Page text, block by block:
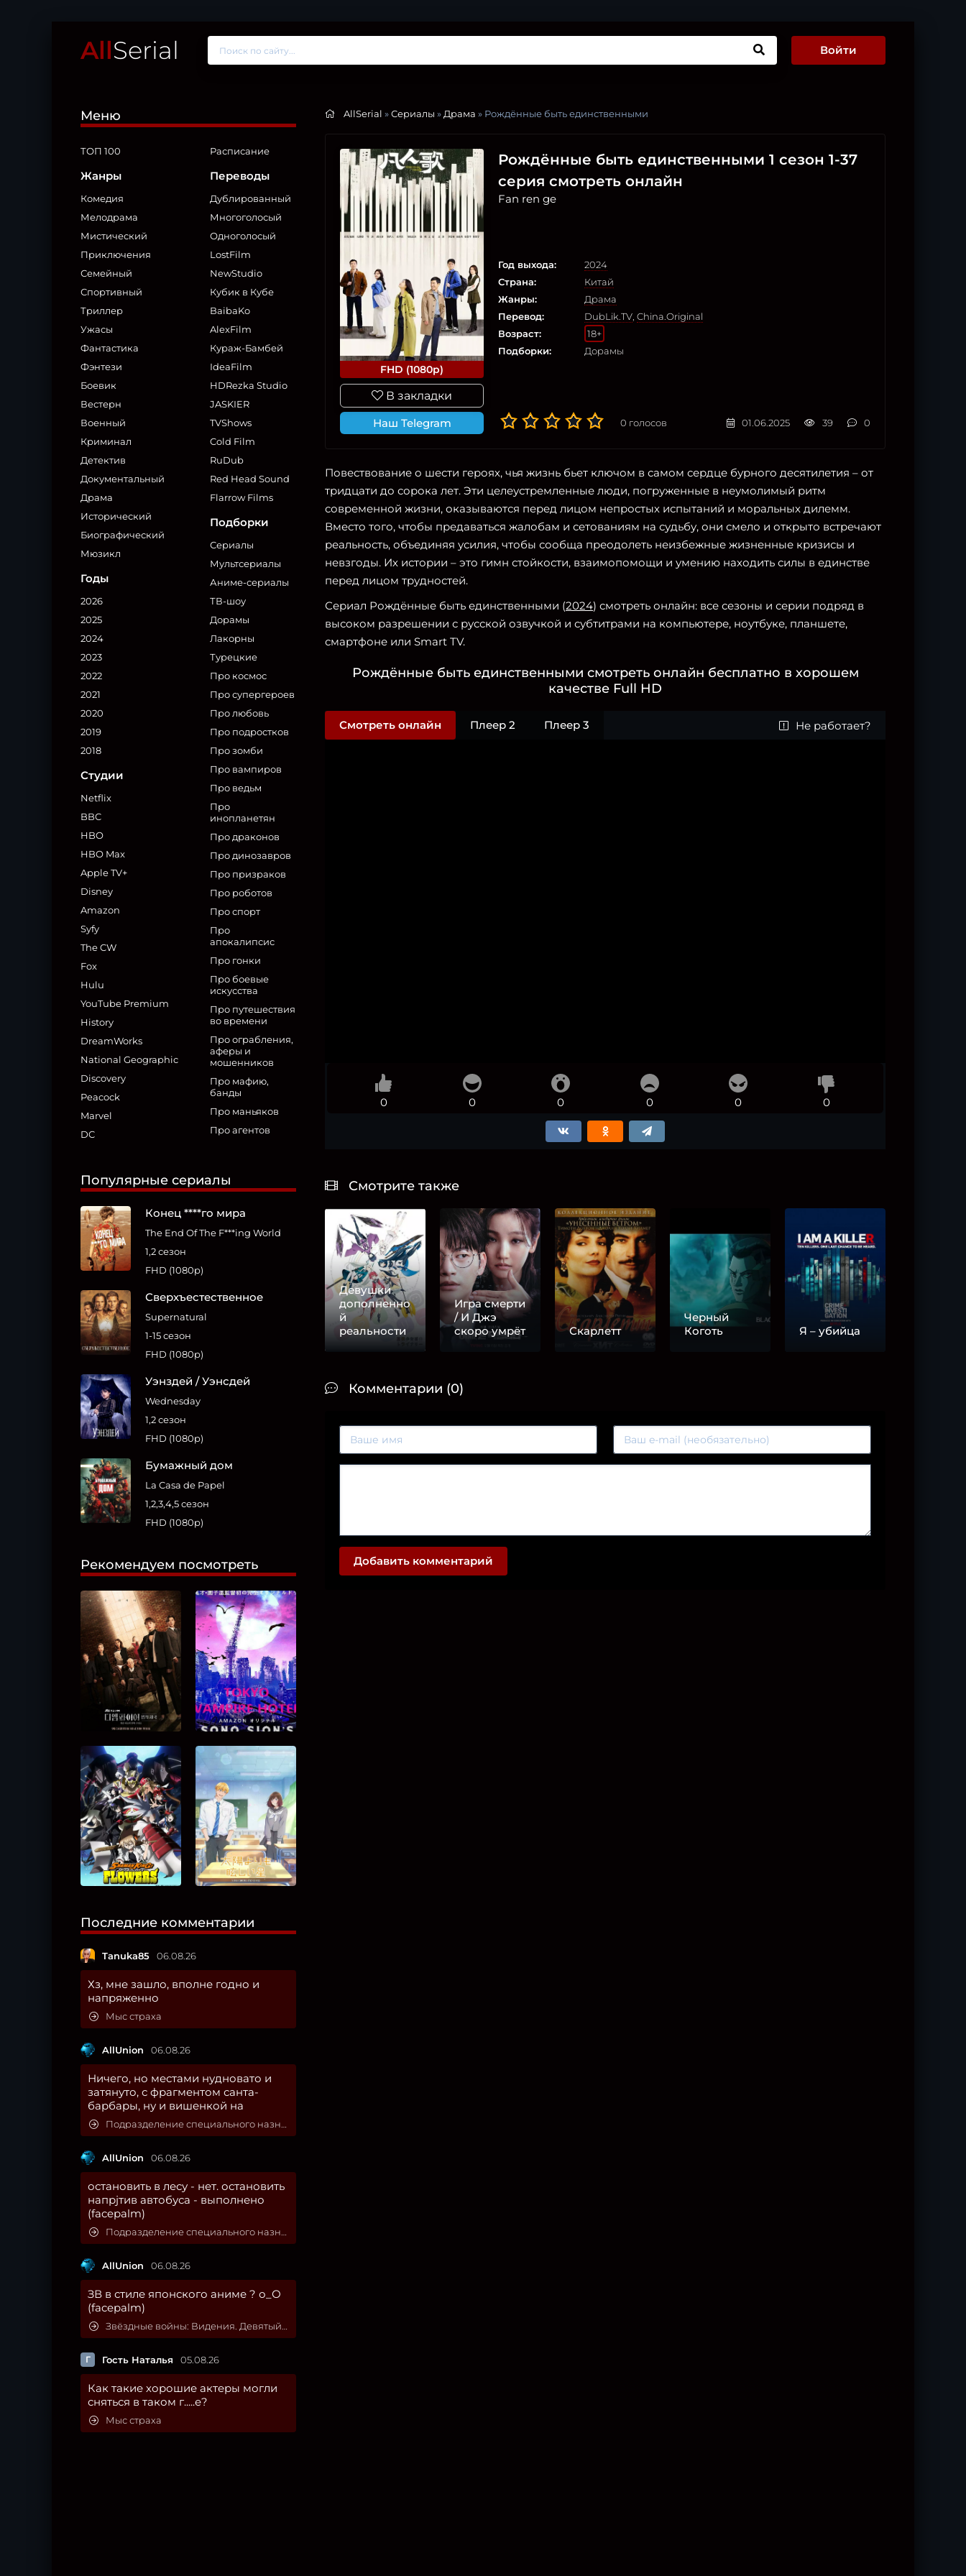
AllSerial Войти
Меню
ТОП 100
Жанры
Комедия
Мелодрама
Мистический
Приключения
Семейный
Спортивный
Триллер
Ужасы
Фантастика
Фэнтези
Боевик
Вестерн
Военный
Криминал
Детектив
Документальный
Драма
Исторический
Биографический
Мюзикл
Годы
2026
2025
2024
2023
2022
2021
2020
2019
2018
Студии
Netflix
BBC
HBO
HBO Max
Apple TV+
Disney
Amazon
Syfy
The CW
Fox
Hulu
YouTube Premium
History
DreamWorks
National Geographic
Discovery
Peacock
Marvel
DC
Расписание
Переводы
Дублированный
Многоголосый
Одноголосый
LostFilm
NewStudio
Кубик в Кубе
BaibaKo
AlexFilm
Кураж-Бамбей
IdeaFilm
HDRezka Studio
JASKIER
TVShows
Cold Film
RuDub
Red Head Sound
Flarrow Films
Подборки
Сериалы
Мультсериалы
Аниме-сериалы
ТВ-шоу
Дорамы
Лакорны
Турецкие
Про космос
Про супергероев
Про любовь
Про подростков
Про зомби
Про вампиров
Про ведьм
Про
инопланетян
Про драконов
Про динозавров
Про призраков
Про роботов
Про спорт
Про
апокалипсис
Про гонки
Про боевые
искусства
Про путешествия
во времени
Про ограбления,
аферы и
мошенников
Про мафию,
банды
Про маньяков
Про агентов
Популярные сериалы
Конец ****го мира
The End Of The F***ing World
1,2 сезон
FHD (1080p)
Сверхъестественное
Supernatural
1-15 сезон
FHD (1080p)
Уэнздей / Уэнсдей
Wednesday
1,2 сезон
FHD (1080p)
Бумажный дом
La Casa de Papel
1,2,3,4,5 сезон
FHD (1080p)
Рекомендуем посмотреть
Последние комментарии
Tanuka85 06.08.26
Хз, мне зашло, вполне годно и
напряженно
Мыс страха
AllUnion 06.08.26
Ничего, но местами нудновато и
затянуто, с фрагментом санта-
барбары, ну и вишенкой на
Подразделение специального назначения
AllUnion 06.08.26
остановить в лесу - нет. остановить
напрjтив автобуса - выполнено
(facepalm)
Подразделение специального назначения
AllUnion 06.08.26
ЗВ в стиле японского аниме ? о_О
(facepalm)
Звёздные войны: Видения. Девятый джедай
Г Гость Наталья 05.08.26
Как такие хорошие актеры могли
сняться в таком г.....е?
Мыс страха
AllSerial »Сериалы » Драма » Рождённые быть единственными
FHD (1080p)
В закладки
Наш Telegram
Рождённые быть единственными 1 сезон 1-37
серия смотреть онлайн
Fan ren ge
Год выхода:
2024
Страна:
Китай
Жанры:
Драма
Перевод:
DubLik.TV China.Original
Возраст:
18+
Подборки:
Дорамы
0 голосов 01.06.2025 39 0
Повествование о шести героях, чья жизнь бьет ключом в самом сердце бурного десятилетия – от
тридцати до сорока лет. Эти целеустремленные люди, погруженные в неумолимый ритм
современной жизни, оказываются перед лицом непростых испытаний и моральных дилемм.
Вместо того, чтобы предаваться жалобам и сетованиям на судьбу, они смело и открыто встречают
реальность, объединяя усилия, чтобы сообща преодолеть неизбежные жизненные кризисы и
невзгоды. Их истории – это гимн стойкости, взаимопомощи и умению находить силы в единстве
перед лицом трудностей.
Сериал Рождённые быть единственными (2024) смотреть онлайн: все сезоны и серии подряд в
высоком разрешении с русской озвучкой и субтитрами на компьютере, ноутбуке, планшете,
смартфоне или Smart TV.
Рождённые быть единственными смотреть онлайн бесплатно в хорошем
качестве Full HD
Смотреть онлайн Плеер 2 Плеер 3 Не работает?
0 0 0 0 0 0
Смотрите также
Девушки
дополненно
й
реальности
Игра смерти
/ И Джэ
скоро умрёт
Скарлетт
Черный
Коготь
Я – убийца
Комментарии (0)
Добавить комментарий